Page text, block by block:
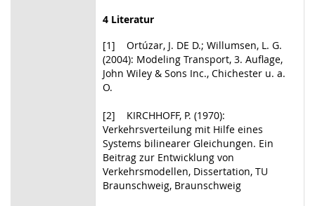
4 Literatur
[1] Ortúzar, J. DE D.; Willumsen, L. G.
(2004): Modeling Transport, 3. Auflage,
John Wiley & Sons Inc., Chichester u. a.
O.
[2] KIRCHHOFF, P. (1970):
Verkehrsverteilung mit Hilfe eines
Systems bilinearer Gleichungen. Ein
Beitrag zur Entwicklung von
Verkehrsmodellen, Dissertation, TU
Braunschweig, Braunschweig